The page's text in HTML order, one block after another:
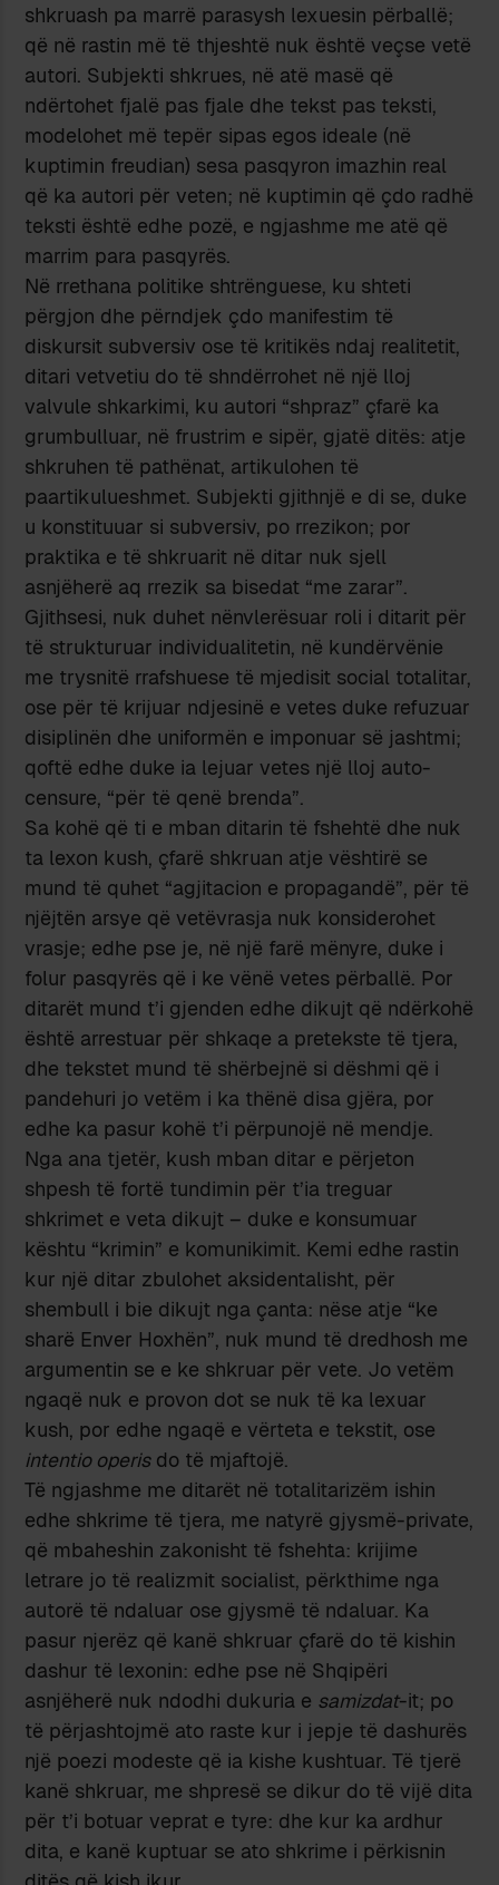
shkruash pa marrë parasysh lexuesin përballë;
që në rastin më të thjeshtë nuk është veçse vetë
autori. Subjekti shkrues, në atë masë që
ndërtohet fjalë pas fjale dhe tekst pas teksti,
modelohet më tepër sipas egos ideale (në
kuptimin freudian) sesa pasqyron imazhin real
që ka autori për veten; në kuptimin që çdo radhë
teksti është edhe pozë, e ngjashme me atë që
marrim para pasqyrës.
Në rrethana politike shtrënguese, ku shteti
përgjon dhe përndjek çdo manifestim të
diskursit subversiv ose të kritikës ndaj realitetit,
ditari vetvetiu do të shndërrohet në një lloj
valvule shkarkimi, ku autori “shpraz” çfarë ka
grumbulluar, në frustrim e sipër, gjatë ditës: atje
shkruhen të pathënat, artikulohen të
paartikulueshmet. Subjekti gjithnjë e di se, duke
u konstituuar si subversiv, po rrezikon; por
praktika e të shkruarit në ditar nuk sjell
asnjëherë aq rrezik sa bisedat “me zarar”.
Gjithsesi, nuk duhet nënvlerësuar roli i ditarit për
të strukturuar individualitetin, në kundërvënie
me trysnitë rrafshuese të mjedisit social totalitar,
ose për të krijuar ndjesinë e vetes duke refuzuar
disiplinën dhe uniformën e imponuar së jashtmi;
qoftë edhe duke ia lejuar vetes një lloj auto-
censure, “për të qenë brenda”.
Sa kohë që ti e mban ditarin të fshehtë dhe nuk
ta lexon kush, çfarë shkruan atje vështirë se
mund të quhet “agjitacion e propagandë”, për të
njëjtën arsye që vetëvrasja nuk konsiderohet
vrasje; edhe pse je, në një farë mënyre, duke i
folur pasqyrës që i ke vënë vetes përballë. Por
ditarët mund t’i gjenden edhe dikujt që ndërkohë
është arrestuar për shkaqe a pretekste të tjera,
dhe tekstet mund të shërbejnë si dëshmi që i
pandehuri jo vetëm i ka thënë disa gjëra, por
edhe ka pasur kohë t’i përpunojë në mendje.
Nga ana tjetër, kush mban ditar e përjeton
shpesh të fortë tundimin për t’ia treguar
shkrimet e veta dikujt – duke e konsumuar
kështu “krimin” e komunikimit. Kemi edhe rastin
kur një ditar zbulohet aksidentalisht, për
shembull i bie dikujt nga çanta: nëse atje “ke
sharë Enver Hoxhën”, nuk mund të dredhosh me
argumentin se e ke shkruar për vete. Jo vetëm
ngaqë nuk e provon dot se nuk të ka lexuar
kush, por edhe ngaqë e vërteta e tekstit, ose
intentio operisdo të mjaftojë.
Të ngjashme me ditarët në totalitarizëm ishin
edhe shkrime të tjera, me natyrë gjysmë-private,
që mbaheshin zakonisht të fshehta: krijime
letrare jo të realizmit socialist, përkthime nga
autorë të ndaluar ose gjysmë të ndaluar. Ka
pasur njerëz që kanë shkruar çfarë do të kishin
dashur të lexonin: edhe pse në Shqipëri
asnjëherë nuk ndodhi dukuria e samizdat-it; po
të përjashtojmë ato raste kur i jepje të dashurës
një poezi modeste që ia kishe kushtuar. Të tjerë
kanë shkruar, me shpresë se dikur do të vijë dita
për t’i botuar veprat e tyre: dhe kur ka ardhur
dita, e kanë kuptuar se ato shkrime i përkisnin